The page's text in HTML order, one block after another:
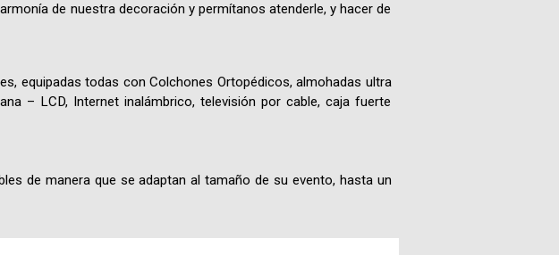
de nuestra decoración y permítanos atenderle, y hacer de
equipadas todas con Colchones Ortopédicos, almohadas ultra
– LCD, Internet inalámbrico, televisión por cable, caja fuerte
de manera que se adaptan al tamaño de su evento, hasta un